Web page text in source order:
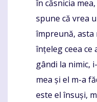
în căsnicia
spune că vrea
împreună, asta
înțeleg ceea
gândi la nimic,
mea și el m-a
este el însuși,